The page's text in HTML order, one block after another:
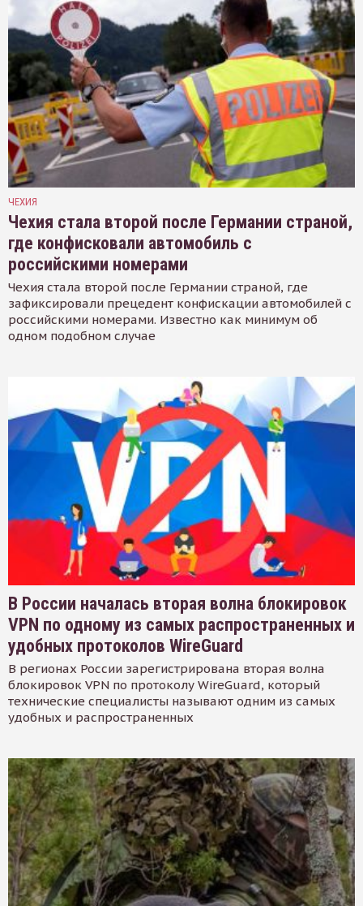
ЧЕХИЯ
Чехия стала второй после Германии страной,
где конфисковали автомобиль с
российскими номерами
Чехия стала второй после Германии страной, где
зафиксировали прецедент конфискации автомобилей с
российскими номерами. Известно как минимум об
одном подобном случае
В России началась вторая волна блокировок
VPN по одному из самых распространенных и
удобных протоколов WireGuard
В регионах России зарегистрирована вторая волна
блокировок VPN по протоколу WireGuard, который
технические специалисты называют одним из самых
удобных и распространенных